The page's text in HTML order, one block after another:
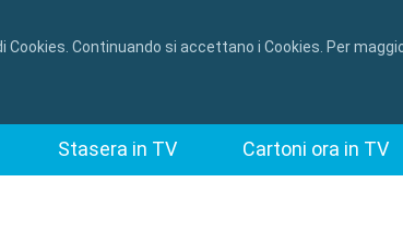
Continuando si accettano i Cookies. Per
Stasera in TV Cartoni ora in TV